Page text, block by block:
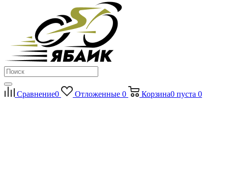
Сравнение0 Отложенные 0 Корзина0 пуста 0